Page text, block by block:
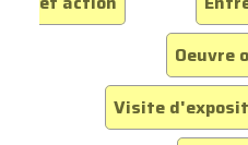
Oeuvre
Visite